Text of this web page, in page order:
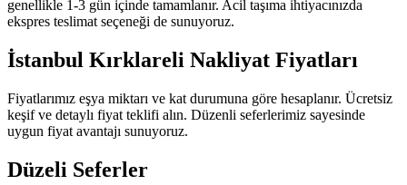
genellikle 1-3 gün içinde tamamlanır. Acil taşıma ihtiyacınızda
ekspres teslimat seçeneği de sunuyoruz.
İstanbul Kırklareli Nakliyat Fiyatları
Fiyatlarımız eşya miktarı ve kat durumuna göre hesaplanır. Ücretsiz
keşif ve detaylı fiyat teklifi alın. Düzenli seferlerimiz sayesinde
uygun fiyat avantajı sunuyoruz.
Düzeli Seferler